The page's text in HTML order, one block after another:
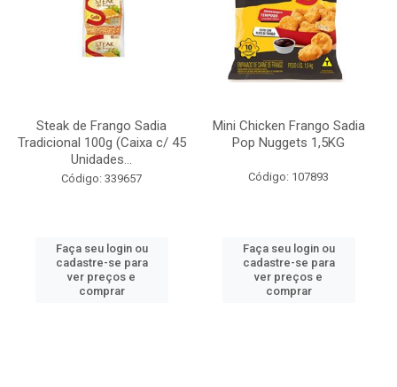
Steak de Frango Sadia
Tradicional 100g (Caixa c/ 45
Unidades...
Código: 339657
Faça seu login ou
cadastre-se para
ver preços e
comprar
Mini Chicken Frango Sadia
Pop Nuggets 1,5KG
Código: 107893
Faça seu login ou
cadastre-se para
ver preços e
comprar